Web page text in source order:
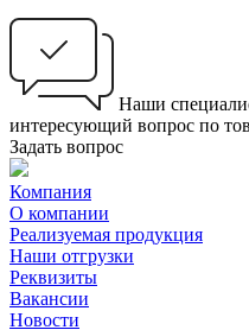
Наши
интересующий вопрос по
Задать вопрос
Компания
О компании
Реализуемая продукция
Наши отгрузки
Реквизиты
Вакансии
Новости